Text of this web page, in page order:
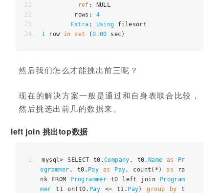
ref :
NULL
         rows
:
4
Extra : Using filesort
1 row in set (0.00 sec)
然后我们怎么才能挑出前三呢？
现在的解决方案一般是通过和自身表联合比较，
然后挑选出前几的数据来。
left join 挑出top数据
mysql> SELECT t0 .Company , t0. Name as
Pr
ogrammer , t0 . Pay as Pay, count (*) as ra
nk FROM
Programmer t0 left join
Program
mer t1 on( t0. Pay <= t1 . Pay) group by t